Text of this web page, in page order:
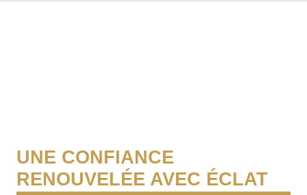
UNE CONFIANCE
RENOUVELÉE AVEC ÉCLAT